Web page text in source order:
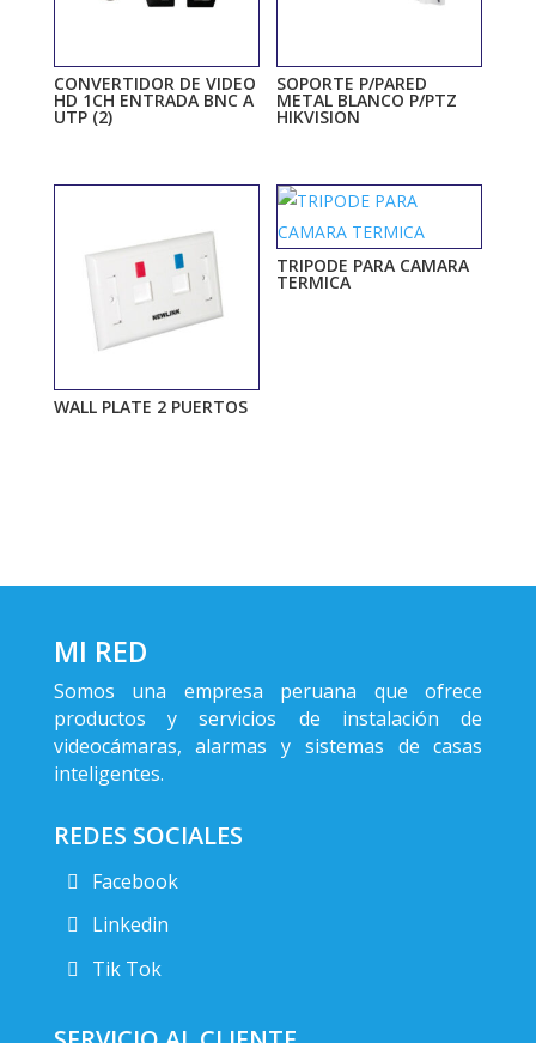
CONVERTIDOR DE VIDEO
HD 1CH ENTRADA BNC A
UTP (2)
SOPORTE P/PARED
METAL BLANCO P/PTZ
HIKVISION
WALL PLATE 2 PUERTOS
TRIPODE PARA CAMARA
TERMICA
MI RED
Somos una empresa peruana que ofrece
productos y servicios de instalación de
videocámaras, alarmas y sistemas de casas
inteligentes.
REDES SOCIALES
Facebook
Linkedin
Tik Tok